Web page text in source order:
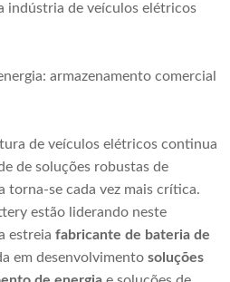
indústria de veículos elétricos
armazenamento comercial
de veículos elétricos continua
de soluções robustas de
torna-se cada vez mais crítica.
estão liderando neste
estreia fabricante de bateria de
em desenvolvimento soluções